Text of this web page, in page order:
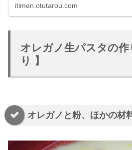
とんどの麺に打ち粉で
itimen.otutarou.com
オレガノ生パスタの作
り 】
オレガノと粉、ほかの材